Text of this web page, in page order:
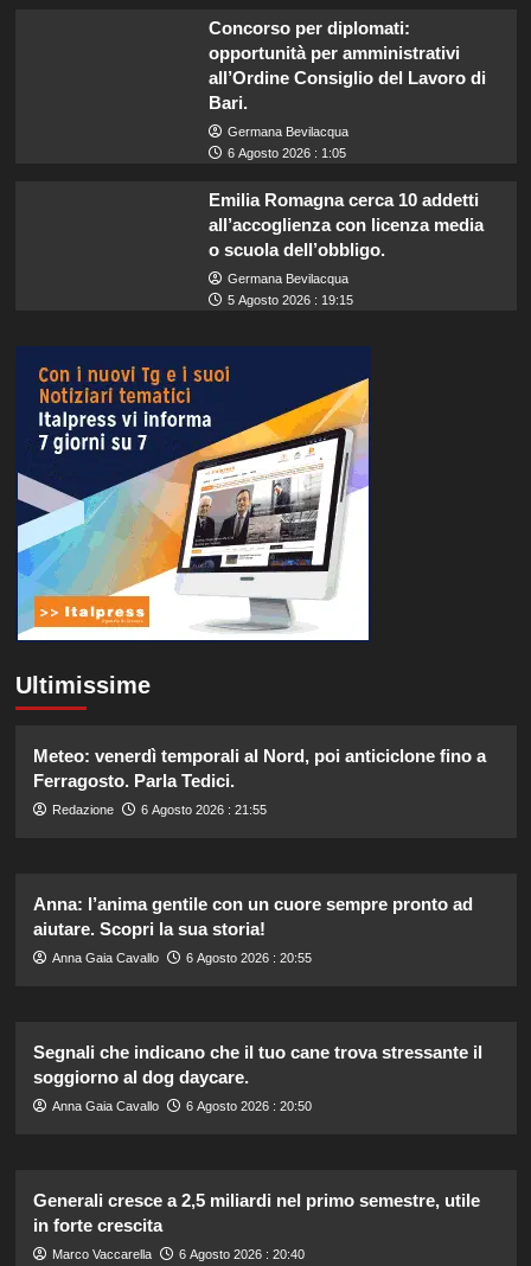
Concorso per diplomati:
opportunità per amministrativi
all’Ordine Consiglio del Lavoro di
Bari.
Germana Bevilacqua
6 Agosto 2026 : 1:05
Emilia Romagna cerca 10 addetti
all’accoglienza con licenza media
o scuola dell’obbligo.
Germana Bevilacqua
5 Agosto 2026 : 19:15
Ultimissime
Meteo: venerdì temporali al Nord, poi anticiclone fino a
Ferragosto. Parla Tedici.
Redazione 6 Agosto 2026 : 21:55
Anna: l’anima gentile con un cuore sempre pronto ad
aiutare. Scopri la sua storia!
Anna Gaia Cavallo 6 Agosto 2026 : 20:55
Segnali che indicano che il tuo cane trova stressante il
soggiorno al dog daycare.
Anna Gaia Cavallo 6 Agosto 2026 : 20:50
Generali cresce a 2,5 miliardi nel primo semestre, utile
in forte crescita
Marco Vaccarella 6 Agosto 2026 : 20:40